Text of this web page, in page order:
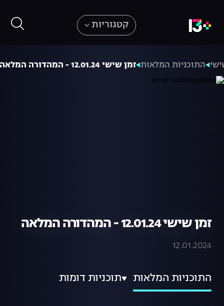
קטגוריות
התוכניות המלאות זמן שישי 12.01.24 - המהדורה המלאה
זמן שישי 12.01.24 - המהדורה המלאה
12.01.2024
התוכניות המלאות תוכניות דומות